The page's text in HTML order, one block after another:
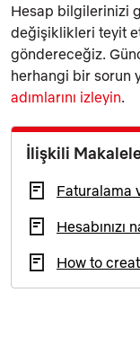
Hesap bilgilerinizi
değişiklikleri teyit
göndereceğiz.
herhangi bir sorun
adımlarını izleyin.
İlişkili
Faturalama
Hesabınızı
How to